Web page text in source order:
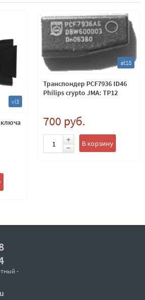
vl3
ключа
at18
Транспондер PCF7936 ID46
Philips crypto JMA: TP12
700 руб.
В корзину
-